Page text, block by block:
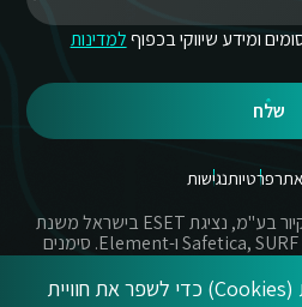
אנחנו משתמשים בעוגיות (Cookies) כדי לשפר את חוויית
ומידע שיווקי בכפוףלמדינות
שלח
פרטיותנגישות
© כל הזכויות שמורות לקומסקיור בע"מ, נציגת ESET בישראל משנת
2004 והמפיצה הרשמית של Safetica, SURF ו-Element. סימנים
הינם סימנים מסחריים או מותגים
החברות הרשומות.